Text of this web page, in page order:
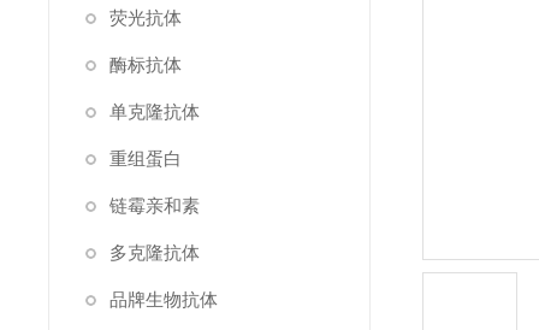
荧光抗体
酶标抗体
单克隆抗体
重组蛋白
链霉亲和素
多克隆抗体
品牌生物抗体